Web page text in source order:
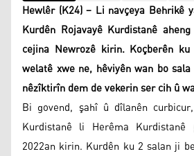
Hewlêr (K24) – Li navçeya Behrikê
Kurdên Rojavayê Kurdistanê
cejina Newrozê kirin. Koçberên
welatê xwe ne, hêviyên wan bo
nêzîktirîn dem de vekerin ser cih û
Bi govend, şahî û dîlanên
Kurdistanê li Herêma Kurdistanê
2022an kirin. Kurdên ku 2 salan ji